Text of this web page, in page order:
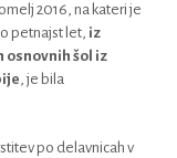
2016, na kateri je
petnajst let, iz
šol iz
, je bila
po delavnicah v